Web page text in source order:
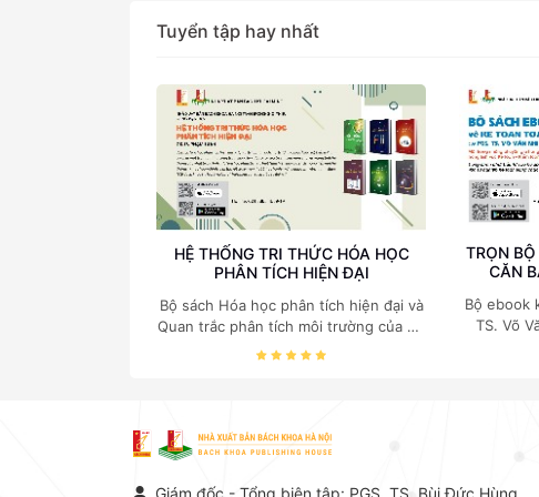
Tuyển tập hay nhất
HỆ THỐNG TRI THỨC HÓA HỌC
PHÂN TÍCH HIỆN ĐẠI
Bộ sách Hóa học phân tích hiện đại và
Quan trắc phân tích môi trường của Cố
Giáo sư, Tiến sĩ Phạm Luận là một
Hóa học phân tích tại Việt Nam hiện
nay. Bộ sách mang đến một hệ thống
TRỌN
CĂN
Bộ ebook
TS. Võ
Giám đốc - Tổng biên tập: PGS. TS. Bùi Đức Hùng